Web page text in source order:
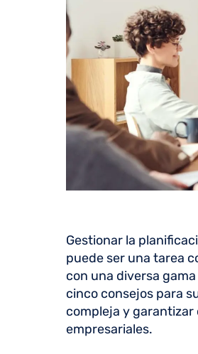
Gestionar la
puede ser una tarea
con una diversa
cinco consejos para
compleja y garantizar
empresariales.